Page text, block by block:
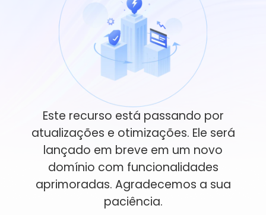
English (Philippines)
Português (Brasil) Русский
Nederlands
Türkçe Polski
Svenska Norsk
Čeština Dansk
Este recurso está passando por
atualizações e otimizações. Ele será
lançado em breve em um novo
domínio com funcionalidades
aprimoradas. Agradecemos a sua
paciência.